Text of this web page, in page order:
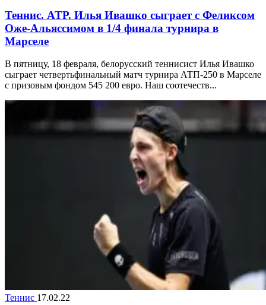
Теннис. ATP. Илья Ивашко сыграет с Феликсом
Оже-Альяссимом в 1/4 финала турнира в
Марселе
В пятницу, 18 февраля, белорусский теннисист Илья Ивашко
сыграет четвертьфинальный матч турнира АТП-250 в Марселе
с призовым фондом 545 200 евро. Наш соотечеств...
Теннис 17.02.22